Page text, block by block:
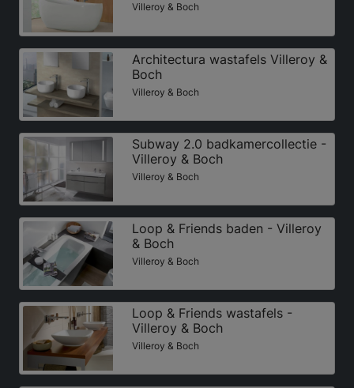
Villeroy & Boch
Architectura wastafels Villeroy &
Boch
Villeroy & Boch
Subway 2.0 badkamercollectie -
Villeroy & Boch
Villeroy & Boch
Loop & Friends baden - Villeroy
& Boch
Villeroy & Boch
Loop & Friends wastafels -
Villeroy & Boch
Villeroy & Boch